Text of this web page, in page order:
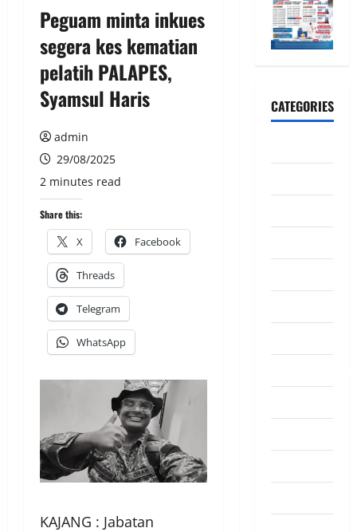
Peguam minta inkues
segera kes kematian
pelatih PALAPES,
Syamsul Haris
admin
29/08/2025
2 minutes read
Share this:
X Facebook
Threads
Telegram
WhatsApp
KAJANG : Jabatan
CATEGORIES